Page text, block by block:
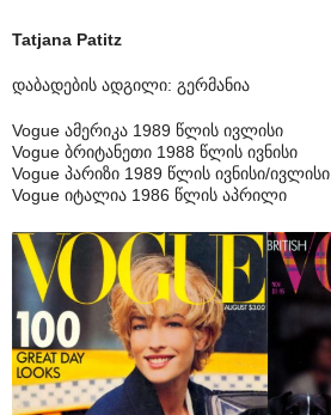
Tatjana Patitz
დაბადების ადგილი: გერმანია
Vogue ამერიკა 1989 წლის ივლისი
Vogue ბრიტანეთი 1988 წლის ივნისი
Vogue პარიზი 1989 წლის ივნისი/ივლისი
Vogue იტალია 1986 წლის აპრილი